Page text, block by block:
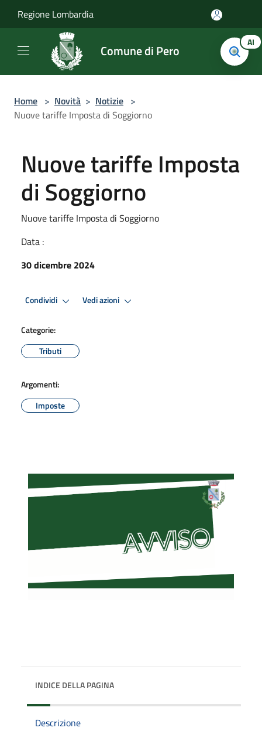
Regione Lombardia
Comune di Pero AI
Home > Novità > Notizie >
Nuove tariffe Imposta di Soggiorno
Nuove tariffe Imposta
di Soggiorno
Nuove tariffe Imposta di Soggiorno
Data :
30 dicembre 2024
Condividi Vedi azioni
Categorie:
Tributi
Argomenti:
Imposte
INDICE DELLA PAGINA
Descrizione